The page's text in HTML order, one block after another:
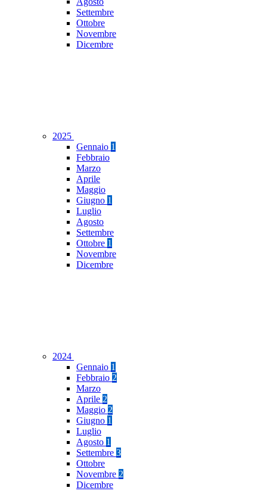
Settembre
Ottobre
Novembre
Dicembre
2025
Gennaio 1
Febbraio
Marzo
Aprile
Maggio
Giugno 1
Luglio
Agosto
Settembre
Ottobre 1
Novembre
Dicembre
2024
Gennaio 1
Febbraio 2
Marzo
Aprile 2
Maggio 2
Giugno 1
Luglio
Agosto 1
Settembre 3
Ottobre
Novembre 2
Dicembre